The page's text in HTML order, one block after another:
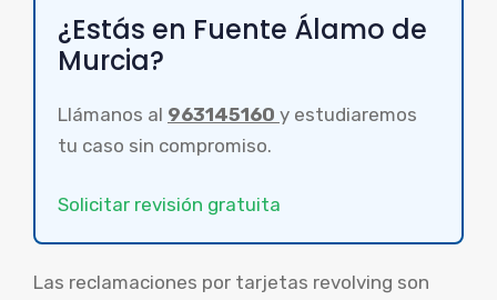
¿Estás en Fuente Álamo de
Murcia?
Llámanos al 963145160 y estudiaremos
tu caso sin compromiso.
Solicitar revisión gratuita
Las reclamaciones por tarjetas revolving son